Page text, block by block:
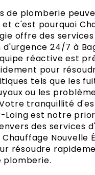
de plomberie
c'est pourquoi
offre des services
24/7 à
réactive est
pour
tels que les
ou les
tranquillité
Loing est notre
des services
Nouvelle
résoudre
plomberie.